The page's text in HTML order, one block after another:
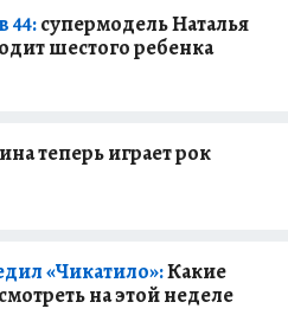
44:супермодель Наталья
шестого ребенка
теперь играет рок
«Чикатило»:Какие
на этой неделе